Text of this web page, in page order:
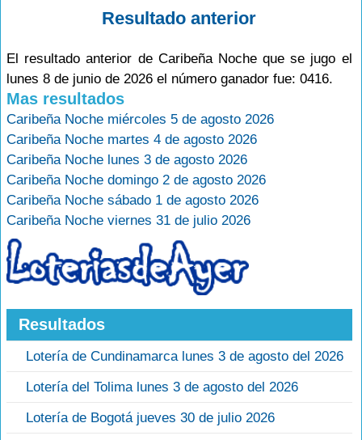
Resultado anterior
El resultado anterior de Caribeña Noche que se jugo el
lunes 8 de junio de 2026 el número ganador fue: 0416.
Mas resultados
Caribeña Noche miércoles 5 de agosto 2026
Caribeña Noche martes 4 de agosto 2026
Caribeña Noche lunes 3 de agosto 2026
Caribeña Noche domingo 2 de agosto 2026
Caribeña Noche sábado 1 de agosto 2026
Caribeña Noche viernes 31 de julio 2026
Resultados
Lotería de Cundinamarca lunes 3 de agosto del 2026
Lotería del Tolima lunes 3 de agosto del 2026
Lotería de Bogotá jueves 30 de julio 2026